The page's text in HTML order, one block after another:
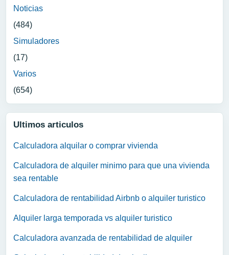
Noticias
(484)
Simuladores
(17)
Varios
(654)
Ultimos articulos
Calculadora alquilar o comprar vivienda
Calculadora de alquiler minimo para que una vivienda
sea rentable
Calculadora de rentabilidad Airbnb o alquiler turistico
Alquiler larga temporada vs alquiler turistico
Calculadora avanzada de rentabilidad de alquiler